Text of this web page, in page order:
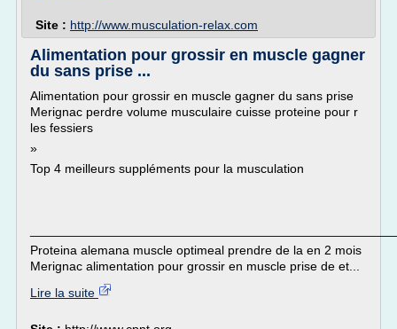
Site : http://www.musculation-relax.com
Alimentation pour grossir en muscle gagner
du sans prise ...
Alimentation pour grossir en muscle gagner du sans prise
Merignac perdre volume musculaire cuisse proteine pour r
les fessiers
»
Top 4 meilleurs suppléments pour la musculation
Proteina alemana muscle optimeal prendre de la en 2 mois
Merignac alimentation pour grossir en muscle prise de et...
Lire la suite